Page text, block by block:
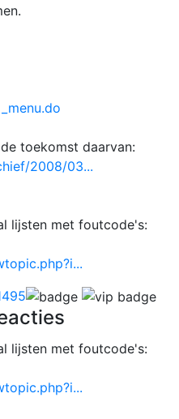
toekomst daarvan:
2008/03...
lijsten met foutcode's:
lijsten met foutcode's: